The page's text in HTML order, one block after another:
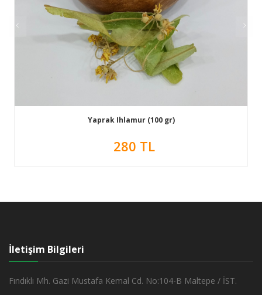
Yaprak Ihlamur (100 gr)
280 TL
İletişim Bilgileri
Fındıklı Mh. Gazi Mustafa Kemal Cd. No:104-B Maltepe / İST.